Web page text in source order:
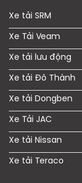
Xe tải SRM
Xe Tải Veam
Xe tải lưu động
Xe tải Đô Thành
Xe tải Dongben
Xe Tải JAC
Xe tải Nissan
Xe tải Teraco